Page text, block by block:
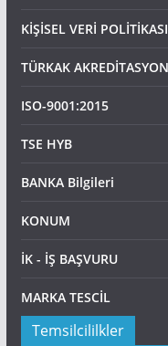
KİŞİSEL VERİ POLİTİKASI
TÜRKAK AKREDİTASYON
ISO-9001:2015
TSE HYB
BANKA Bilgileri
KONUM
İK - İŞ BAŞVURU
MARKA TESCİL
Temsilcililkler